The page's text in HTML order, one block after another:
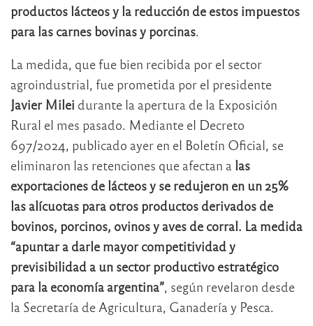
productos lácteos y la reducción de estos impuestos
para las carnes bovinas y porcinas.
La medida, que fue bien recibida por el sector
agroindustrial, fue prometida por el presidente
Javier Milei durante la apertura de la Exposición
Rural el mes pasado. Mediante el Decreto
697/2024, publicado ayer en el Boletín Oficial, se
eliminaron las retenciones que afectan a las
exportaciones de lácteos y se redujeron en un 25%
las alícuotas para otros productos derivados de
bovinos, porcinos, ovinos y aves de corral. La medida
“apuntar a darle mayor competitividad y
previsibilidad a un sector productivo estratégico
para la economía argentina”, según revelaron desde
la Secretaría de Agricultura, Ganadería y Pesca.